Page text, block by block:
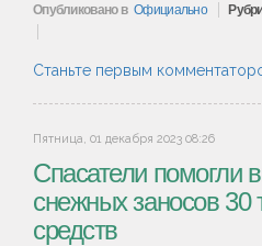
Опубликовано в Официально
Станьте первым
Пятница, 01 декабря 2023 08:26
Спасатели помогли
снежных заносов 30
средств